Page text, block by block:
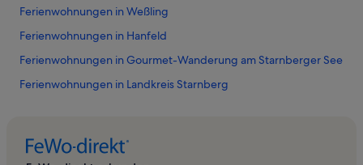
Ferienwohnungen in Weßling
Ferienwohnungen in Hanfeld
Ferienwohnungen in Gourmet-Wanderung am Starnberger See
Ferienwohnungen in Landkreis Starnberg
Ferienwohnungen in Icking